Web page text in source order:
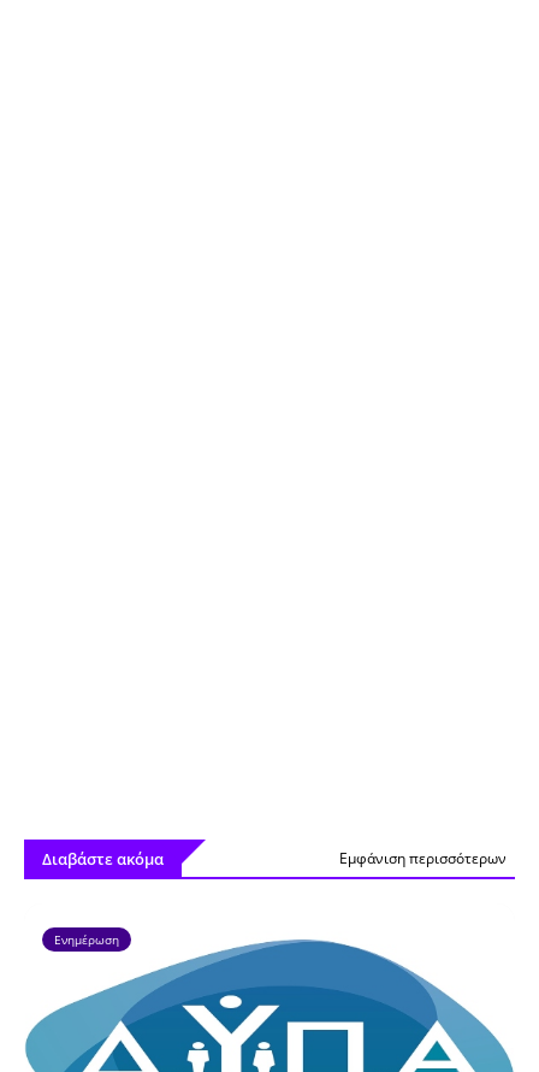
Διαβάστε ακόμα Εμφάνιση περισσότερων
Ενημέρωση